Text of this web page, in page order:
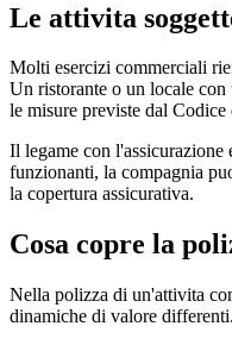
Le attivita
Molti esercizi commerciali
Un ristorante o un locale
le misure previste dal
Il legame con
funzionanti, la compagnia
la copertura assicurativa.
Cosa copre la
Nella polizza di un'attivita
dinamiche di valore differenti.